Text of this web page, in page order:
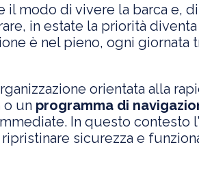
modo di vivere la barca e,
in estate la priorità diventa
è nel pieno, ogni
orientata alla
o un programma di
In questo contesto
sicurezza e